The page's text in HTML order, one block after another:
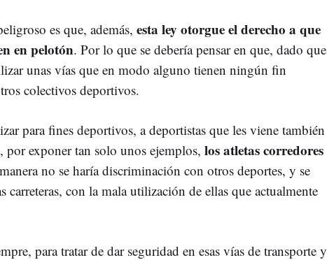
es que, además, esta ley otorgue el derecho a que
en pelotón. Por lo que se debería pensar en que, dado que
unas vías que en modo alguno tienen ningún fin
colectivos deportivos.
para fines deportivos, a deportistas que les viene también
exponer tan solo unos ejemplos, los atletas corredores
no se haría discriminación con otros deportes, y se
carreteras, con la mala utilización de ellas que actualmente
para tratar de dar seguridad en esas vías de transporte y